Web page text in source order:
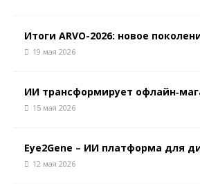
Итоги ARVO-2026: новое
19 мая 2026
ИИ трансформирует
15 мая 2026
Eye2Gene – ИИ платформа для
12 мая 2026